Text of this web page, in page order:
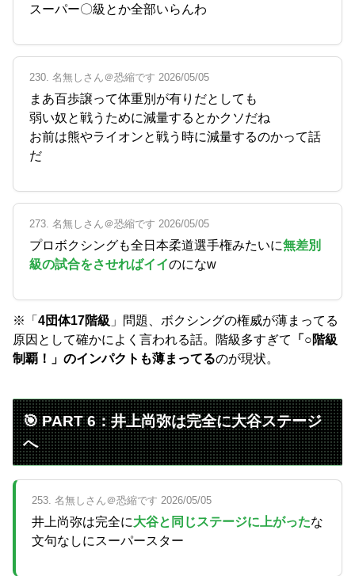
スーパー〇級とか全部いらんわ
230. 名無しさん＠恐縮です 2026/05/05
まあ百歩譲って体重別が有りだとしても
弱い奴と戦うために減量するとかクソだね
お前は熊やライオンと戦う時に減量するのかって話
だ
273. 名無しさん＠恐縮です 2026/05/05
プロボクシングも全日本柔道選手権みたいに無差別
級の試合をさせればイイのになw
※「 4団体17階級 」問題、ボクシングの権威が薄まってる
原因として確かによく言われる話。階級多すぎて
「○階級
制覇！」のインパクトも薄まってるのが現状。
🎯 PART 6：井上尚弥は完全に大谷ステージ
へ
253. 名無しさん＠恐縮です 2026/05/05
井上尚弥は完全に大谷と同じステージに上がったな
文句なしにスーパースター